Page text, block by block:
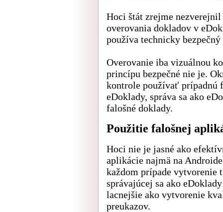
Hoci štát zrejme
overovania dokladov v
používa technicky
Overovanie iba vizuálnou
princípu bezpečné nie je.
kontrole používať prípadnú
eDoklady, správa sa ako
falošné doklady.
Použitie falošnej
Hoci nie je jasné ako
aplikácie najmä na
každom prípade vytvorenie
správajúcej sa ako
lacnejšie ako vytvorenie
preukazov.